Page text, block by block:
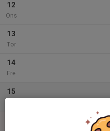
12
Ons
13
Tor
14
Fre
15